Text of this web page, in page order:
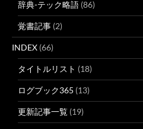
辞典-テック略語 (86)
覚書記事 (2)
INDEX (66)
タイトルリスト (18)
ログブック365 (13)
更新記事一覧 (19)